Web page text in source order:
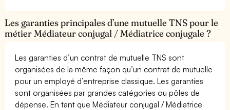
Les garanties principales d’une mutuelle TNS pour le
métier Médiateur conjugal / Médiatrice conjugale ?
Les garanties d’un contrat de mutuelle TNS sont
organisées de la même façon qu’un contrat de mutuelle
pour un employé d’entreprise classique. Les garanties
sont organisées par grandes catégories ou pôles de
dépense. En tant que Médiateur conjugal / Médiatrice